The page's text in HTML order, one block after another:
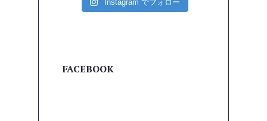
Instagram でフォロー
FACEBOOK